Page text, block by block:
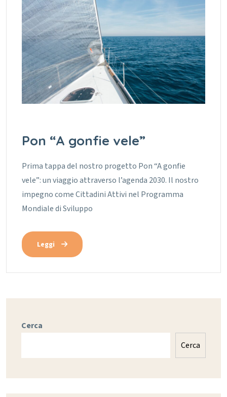
Pon “A gonfie vele”
Prima tappa del nostro progetto Pon “A gonfie
vele”: un viaggio attraverso l’agenda 2030. Il nostro
impegno come Cittadini Attivi nel Programma
Mondiale di Sviluppo
Leggi
Cerca
Cerca